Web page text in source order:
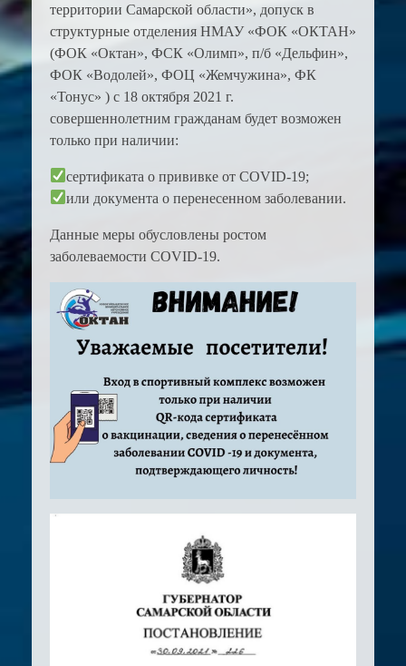
территории Самарской области», допуск в
структурные отделения НМАУ «ФОК «ОКТАН»
(ФОК «Октан», ФСК «Олимп», п/б «Дельфин»,
ФОК «Водолей», ФОЦ «Жемчужина», ФК
«Тонус» ) с 18 октября 2021 г.
совершеннолетним гражданам будет возможен
только при наличии:
сертификата о прививке от COVID-19;
или документа о перенесенном заболевании.
Данные меры обусловлены ростом
заболеваемости COVID-19.